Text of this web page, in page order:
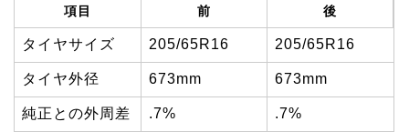
項目 前 後
タイヤサイズ 205/65R16 205/65R16
タイヤ外径 673mm 673mm
純正との外周差 .7% .7%